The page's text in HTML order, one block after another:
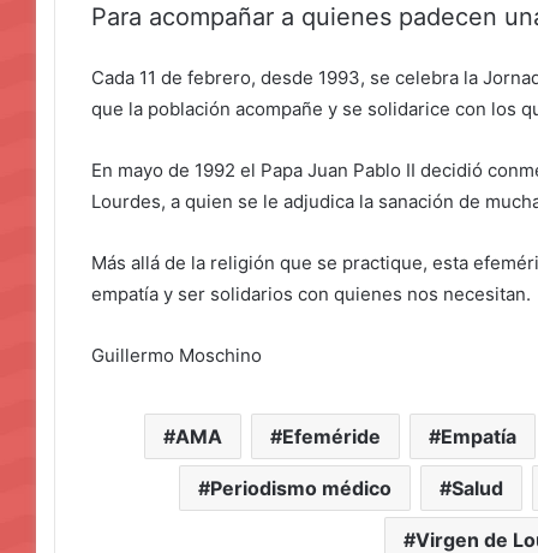
Para acompañar a quienes padecen
Cada 11 de febrero, desde 1993, se celebra la
que la población acompañe y se solidarice con los
En mayo de 1992 el Papa Juan Pablo II decidió
Lourdes, a quien se le adjudica la sanación de
Más allá de la religión que se practique, esta
empatía y ser solidarios con quienes nos necesitan.
Guillermo Moschino
AMA Efeméride Empatía
Periodismo médico Salud
Virgen de